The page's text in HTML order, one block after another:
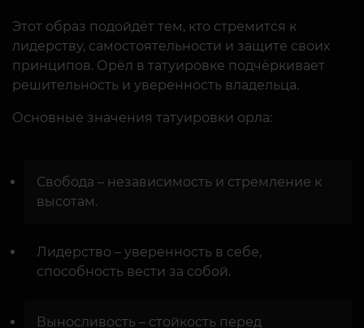
Этот образ подойдёт тем, кто стремится к
лидерству, самостоятельности и защите своих
принципов. Орёл в татуировке подчёркивает
решительность и уверенность владельца.
Основные значения татуировки орла:
Свобода – независимость и стремление к
высотам.
Лидерство – уверенность в себе,
способность вести за собой.
Выносливость – стойкость перед